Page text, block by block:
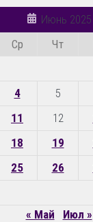
Июнь 2025
Ср Чт
4 5
11 12
18 19
25 26
« Май
Июл »